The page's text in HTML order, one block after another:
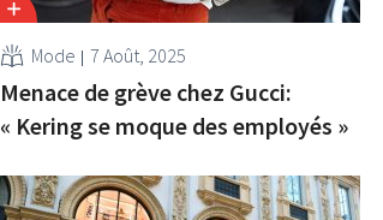
Mode 7 Août, 2025
Menace de grève chez Gucci:
« Kering se moque des employés »